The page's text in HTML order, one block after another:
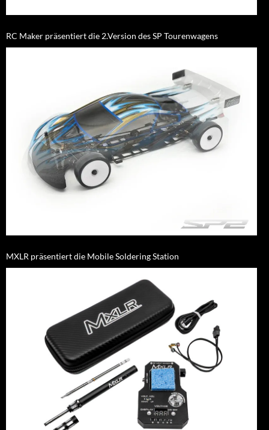
RC Maker präsentiert die 2.Version des SP Tourenwagens
MXLR präsentiert die Mobile Soldering Station